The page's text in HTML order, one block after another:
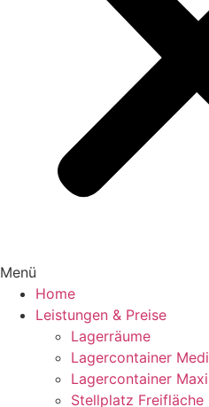
Menü
Home
Leistungen & Preise
Lagerräume
Lagercontainer Medi
Lagercontainer Maxi
Stellplatz Freifläche